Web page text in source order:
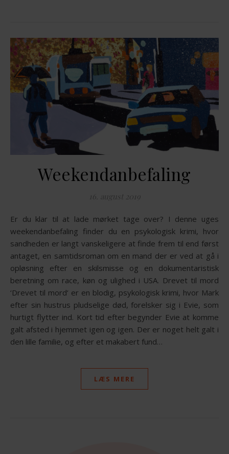
Weekendanbefaling
16. august 2019
Er du klar til at lade mørket tage over? I denne uges
weekendanbefaling finder du en psykologisk krimi, hvor
sandheden er langt vanskeligere at finde frem til end først
antaget, en samtidsroman om en mand der er ved at gå i
opløsning efter en skilsmisse og en dokumentaristisk
beretning om race, køn og ulighed i USA. Drevet til mord
‘Drevet til mord‘ er en blodig, psykologisk krimi, hvor Mark
efter sin hustrus pludselige død, forelsker sig i Evie, som
hurtigt flytter ind. Kort tid efter begynder Evie at komme
galt afsted i hjemmet igen og igen. Der er noget helt galt i
den lille familie, og efter et makabert fund…
LÆS MERE